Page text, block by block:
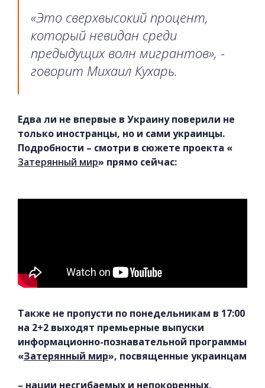
«Это сверхвысокий процент,
который невидан среди
предыдущих волн мигрантов», -
говорит Михаил Кухарь.
Едва ли не впервые в Украину поверили не
только иностранцы, но и сами украинцы.
Подробности – смотри в сюжете проекта «
Затерянный мир» прямо сейчас:
Также не пропусти по понедельникам в 17:00
на 2+2 выходят премьерные выпуски
информационно-познавательной программы
«Затерянный мир», посвященные украинцам
– нации несгибаемых и непокоренных,